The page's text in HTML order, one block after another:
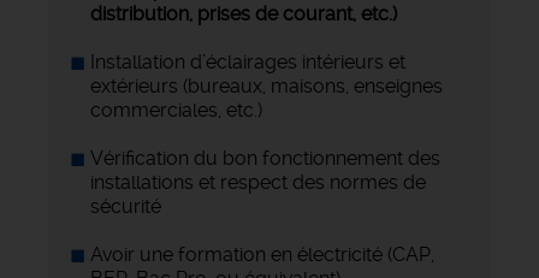
distribution, prises de courant, etc.)
Installation d’éclairages intérieurs et
extérieurs (bureaux, maisons, enseignes
commerciales, etc.)
Vérification du bon fonctionnement des
installations et respect des normes de
sécurité
Avoir une formation en électricité (CAP,